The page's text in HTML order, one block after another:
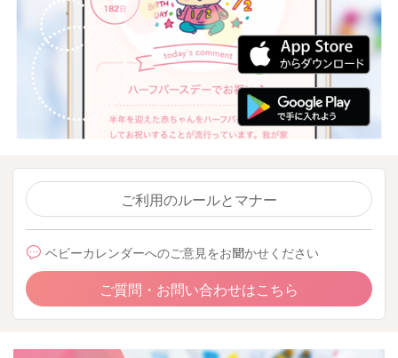
ご利用のルールとマナー
ベビーカレンダーへのご意見をお聞かせください
ご質問・お問い合わせはこちら